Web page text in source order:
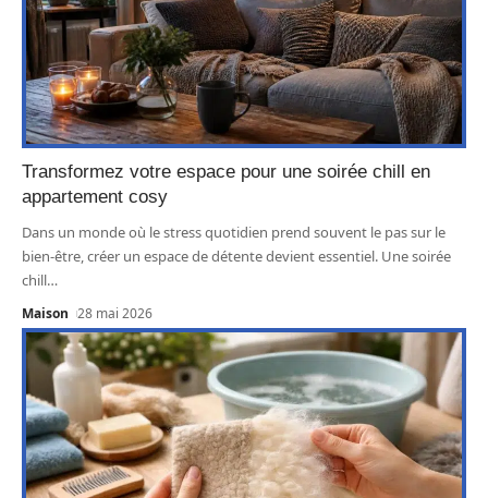
Transformez votre espace pour une soirée chill en
appartement cosy
Dans un monde où le stress quotidien prend souvent le pas sur le
bien-être, créer un espace de détente devient essentiel. Une soirée
chill…
Maison 28 mai 2026